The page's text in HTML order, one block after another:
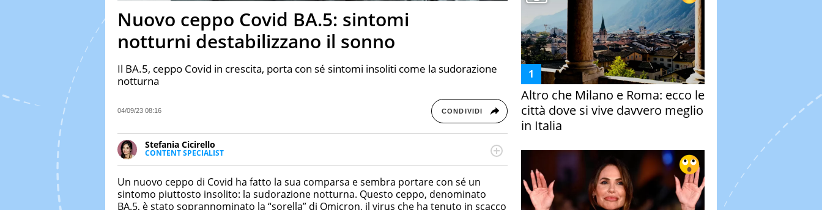
Nuovo ceppo Covid BA.5: sintomi
notturni destabilizzano il sonno
Il BA.5, ceppo Covid in crescita, porta con sé sintomi insoliti come la sudorazione
notturna
04/09/23 08:16 CONDIVIDI
Stefania Cicirello
CONTENT SPECIALIST
Content writer, video editor e fotografa, ha conseguito un Master in Digital & Social
focus su Costume & Società, Moda e Bellezza.
Un nuovo ceppo di Covid ha fatto la sua comparsa e sembra portare con sé un
sintomo piuttosto insolito: la sudorazione notturna. Questo ceppo, denominato
BA.5, è stato soprannominato la “sorella” di Omicron, il virus che ha tenuto in scacco
Altro che Milano e Roma: ecco le
città dove si vive davvero meglio
in Italia